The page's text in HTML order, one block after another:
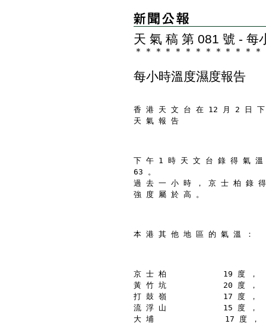
天 氣 稿 第 081 號 - 每
＊ ＊ ＊ ＊ ＊ ＊ ＊ ＊ ＊ ＊ ＊ ＊ ＊
每小時溫度濕度報告
香 港 天 文 台 在 12 月 2 日
天 氣 報 告
下 午 1 時 天 文 台 錄 得 氣
63 。
過 去 一 小 時 ， 京 士 柏 錄
強 度 屬 於 高 。
本 港 其 他 地 區 的 氣 溫 ：
京 士 柏            19 度 ，
黃 竹 坑            20 度 ，
打 鼓 嶺            17 度 ，
流 浮 山            15 度 ，
大 埔               17 度 ，